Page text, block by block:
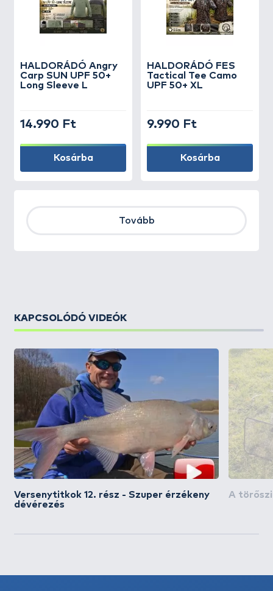
HALDORÁDÓ Angry
Carp SUN UPF 50+
Long Sleeve L
14.990 Ft
Kosárba
HALDORÁDÓ FES
Tactical Tee Camo
UPF 50+ XL
9.990 Ft
Kosárba
Tovább
KAPCSOLÓDÓ VIDEÓK
Versenytitkok 12. rész - Szuper érzékeny
dévérezés
A